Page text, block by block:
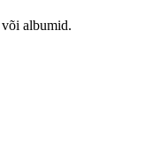
albumid.